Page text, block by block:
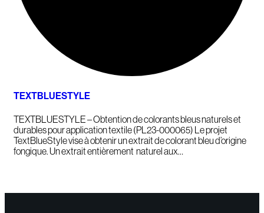
TEXTBLUESTYLE
TEXTBLUESTYLE – Obtention de colorants bleus naturels et
durables pour application textile (PL23-000065) Le projet
TextBlueStyle vise à obtenir un extrait de colorant bleu d’origine
fongique. Un extrait entièrement naturel aux…